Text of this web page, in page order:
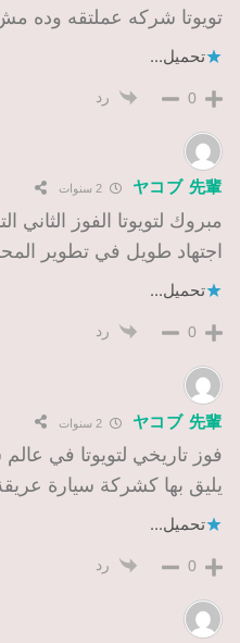
تويوتا شركه عملتقه وده مش
تحميل...
0 رد
ヤコブ 先輩 2 سنوات
مبروك لتويوتا الفوز الثاني
اجتهاد طويل في تطوير
تحميل...
0 رد
ヤコブ 先輩 2 سنوات
فوز تاريخي لتويوتا في
يليق بها كشركة سيارة
تحميل...
0 رد